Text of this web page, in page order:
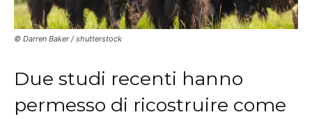
© Darren Baker / shutterstock
Due studi recenti hanno
permesso di ricostruire come